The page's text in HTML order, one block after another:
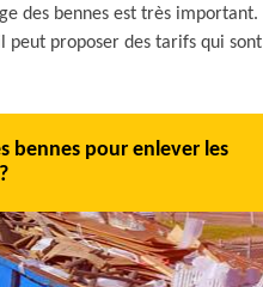
des bennes est très important.
peut proposer des tarifs qui sont
bennes pour enlever les